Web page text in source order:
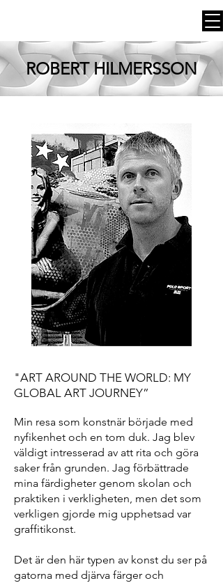
ROBERT HILMERSSON
"ART AROUND THE WORLD: MY
GLOBAL ART JOURNEY”
Min resa som konstnär började med
nyfikenhet och en tom duk. Jag blev
väldigt intresserad av att rita och göra
saker från grunden. Jag förbättrade
mina färdigheter genom skolan och
praktiken i verkligheten, men det som
verkligen gjorde mig upphetsad var
graffitikonst.
Det är den här typen av konst du ser på
gatorna med djärva färger och